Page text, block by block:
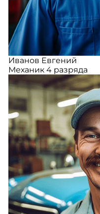
Иванов Евгений
Механик 4 разряда